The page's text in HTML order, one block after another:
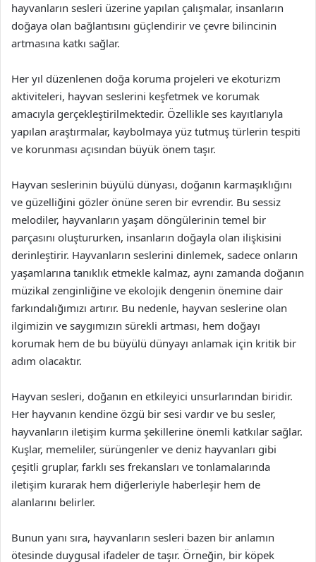
hayvanların sesleri üzerine yapılan çalışmalar, insanların
doğaya olan bağlantısını güçlendirir ve çevre bilincinin
artmasına katkı sağlar.
Her yıl düzenlenen doğa koruma projeleri ve ekoturizm
aktiviteleri, hayvan seslerini keşfetmek ve korumak
amacıyla gerçekleştirilmektedir. Özellikle ses kayıtlarıyla
yapılan araştırmalar, kaybolmaya yüz tutmuş türlerin tespiti
ve korunması açısından büyük önem taşır.
Hayvan seslerinin büyülü dünyası, doğanın karmaşıklığını
ve güzelliğini gözler önüne seren bir evrendir. Bu sessiz
melodiler, hayvanların yaşam döngülerinin temel bir
parçasını oluştururken, insanların doğayla olan ilişkisini
derinleştirir. Hayvanların seslerini dinlemek, sadece onların
yaşamlarına tanıklık etmekle kalmaz, aynı zamanda doğanın
müzikal zenginliğine ve ekolojik dengenin önemine dair
farkındalığımızı artırır. Bu nedenle, hayvan seslerine olan
ilgimizin ve saygımızın sürekli artması, hem doğayı
korumak hem de bu büyülü dünyayı anlamak için kritik bir
adım olacaktır.
Hayvan sesleri, doğanın en etkileyici unsurlarından biridir.
Her hayvanın kendine özgü bir sesi vardır ve bu sesler,
hayvanların iletişim kurma şekillerine önemli katkılar sağlar.
Kuşlar, memeliler, sürüngenler ve deniz hayvanları gibi
çeşitli gruplar, farklı ses frekansları ve tonlamalarında
iletişim kurarak hem diğerleriyle haberleşir hem de
alanlarını belirler.
Bunun yanı sıra, hayvanların sesleri bazen bir anlamın
ötesinde duygusal ifadeler de taşır. Örneğin, bir köpek